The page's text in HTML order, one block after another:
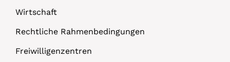
Wirtschaft
Rechtliche Rahmenbedingungen
Freiwilligenzentren